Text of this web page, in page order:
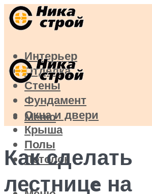
Интерьер
Отделка
Стены
Фундамент
Окна и двери
Крыша
Полы
Потолок
Меню
Как сделать
лестницe на